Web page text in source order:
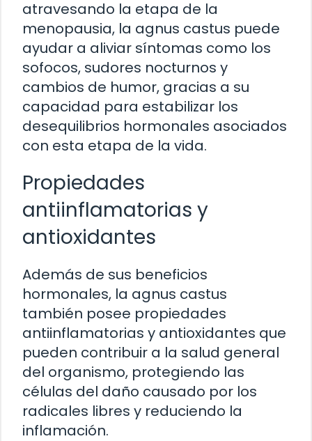
atravesando la etapa de la
menopausia, la agnus castus puede
ayudar a aliviar síntomas como los
sofocos, sudores nocturnos y
cambios de humor, gracias a su
capacidad para estabilizar los
desequilibrios hormonales asociados
con esta etapa de la vida.
Propiedades
antiinflamatorias y
antioxidantes
Además de sus beneficios
hormonales, la agnus castus
también posee propiedades
antiinflamatorias y antioxidantes que
pueden contribuir a la salud general
del organismo, protegiendo las
células del daño causado por los
radicales libres y reduciendo la
inflamación.